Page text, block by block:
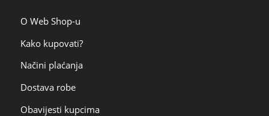
O Web Shop-u
Kako kupovati?
Načini plaćanja
Dostava robe
Obavijesti kupcima